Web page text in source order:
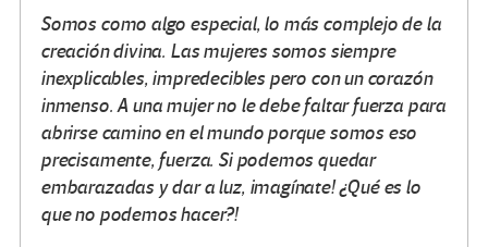
Somos como algo especial, lo más complejo de la
creación divina. Las mujeres somos siempre
inexplicables, impredecibles pero con un corazón
inmenso. A una mujer no le debe faltar fuerza para
abrirse camino en el mundo porque somos eso
precisamente, fuerza. Si podemos quedar
embarazadas y dar a luz, imagínate! ¿Qué es lo
que no podemos hacer?!